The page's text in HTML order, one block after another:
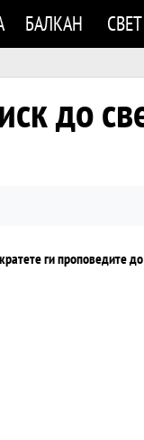
БАЛКАН СВЕТ
до